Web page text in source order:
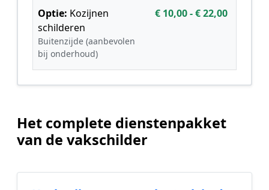
Optie: Kozijnen
schilderen
Buitenzijde (aanbevolen
bij onderhoud)
€ 10,00 - € 22,00
Het complete dienstenpakket
van de vakschilder